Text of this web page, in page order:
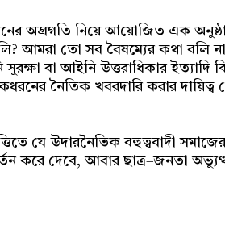
অগ্রগতি নিয়ে আয়োজিত এক
আমরা তো সব বৈষম্যের কথা বলি
বা আইনি উত্তরাধিকার ইত্যাদি
নৈতিক খবরদারি করার
যে উদারনৈতিক বহুত্ববাদী
করে দেবে, আবার ছাত্র–জনতা